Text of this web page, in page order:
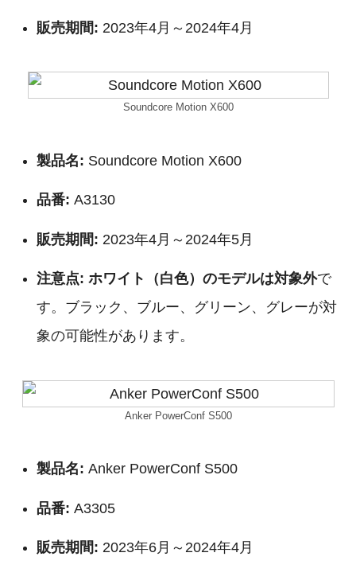
販売期間: 2023年4月～2024年4月
Soundcore Motion X600
製品名: Soundcore Motion X600
品番: A3130
販売期間: 2023年4月～2024年5月
注意点: ホワイト（白色）のモデルは対象外で
す。ブラック、ブルー、グリーン、グレーが対
象の可能性があります。
Anker PowerConf S500
製品名: Anker PowerConf S500
品番: A3305
販売期間: 2023年6月～2024年4月